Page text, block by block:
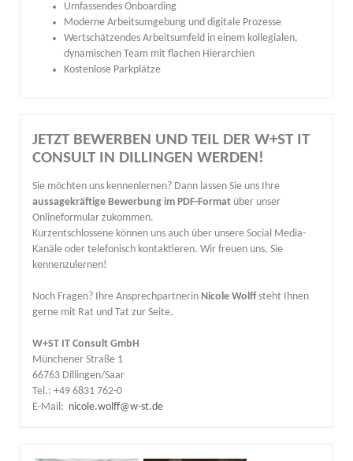
Umfassendes Onboarding
Moderne Arbeitsumgebung und digitale Prozesse
Wertschätzendes Arbeitsumfeld in einem kollegialen,
dynamischen Team mit flachen Hierarchien
Kostenlose Parkplätze
JETZT BEWERBEN UND TEIL DER W+ST IT
CONSULT IN DILLINGEN WERDEN!
Sie möchten uns kennenlernen? Dann lassen Sie uns Ihre
aussagekräftige Bewerbung im PDF-Format über unser
Onlineformular zukommen.
Kurzentschlossene können uns auch über unsere Social Media-
Kanäle oder telefonisch kontaktieren. Wir freuen uns, Sie
kennenzulernen!
Noch Fragen? Ihre Ansprechpartnerin Nicole Wolffsteht Ihnen
gerne mit Rat und Tat zur Seite.
W+ST IT Consult GmbH
Münchener Straße 1
66763 Dillingen/Saar
Tel.: +49 6831 762-0
E-Mail: nicole.wolff@w-st.de